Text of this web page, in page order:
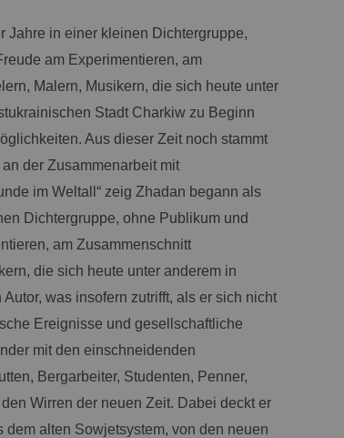
Jahre in einer kleinen Dichtergruppe,
am Experimentieren, am
Malern, Musikern, die sich heute unter
Stadt Charkiw zu Beginn
Aus dieser Zeit noch stammt
der Zusammenarbeit mit
im Weltall“ zeig Zhadan begann als
Dichtergruppe, ohne Publikum und
am Zusammenschnitt
die sich heute unter anderem in
was insofern zutrifft, als er sich nicht
Ereignisse und gesellschaftliche
mit den einschneidenden
Bergarbeiter, Studenten, Penner,
Wirren der neuen Zeit. Dabei deckt er
alten Sowjetsystem, von den neuen